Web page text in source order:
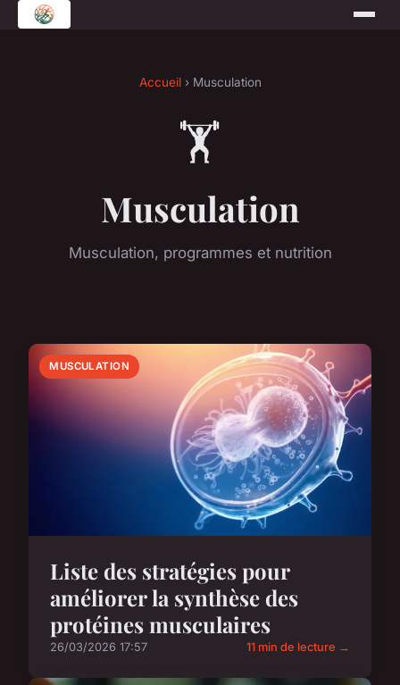
Accueil› Musculation
🏋️
Musculation
Musculation, programmes et nutrition
MUSCULATION
Liste des stratégies pour
améliorer la synthèse des
protéines musculaires
26/03/2026 17:57 11 min de lecture →